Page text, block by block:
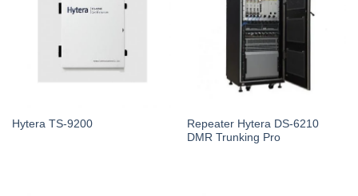
Hytera TS-9200
Repeater Hytera DS-6210
DMR Trunking Pro